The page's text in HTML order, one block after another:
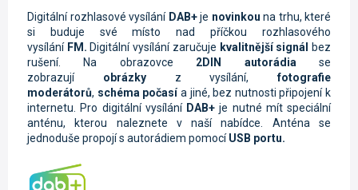
Digitální rozhlasové vysílání DAB+je novinkou na trhu, které
si buduje své místo nad příčkou rozhlasového
vysílání FM. Digitální vysílání zaručuje kvalitnější signál
bez
rušení. Na obrazovce 2DIN autorádiase
zobrazují obrázkyz vysílání,fotografie
moderátorů, schéma počasía jiné, bez nutnosti připojení k
internetu. Pro digitální vysílání DAB+ je nutné mít speciální
anténu, kterou naleznete v naší nabídce. Anténa se
jednoduše propojí s autorádiem pomocíUSB portu.